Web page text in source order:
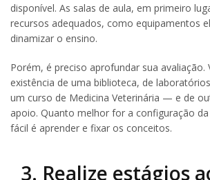
disponível. As salas de aula, em primeiro
recursos adequados, como equipamentos
dinamizar o ensino.
Porém, é preciso aprofundar sua avaliação.
existência de uma biblioteca, de
um curso de Medicina Veterinária — e de
apoio. Quanto melhor for a configuração
fácil é aprender e fixar os conceitos.
3. Realize estágios